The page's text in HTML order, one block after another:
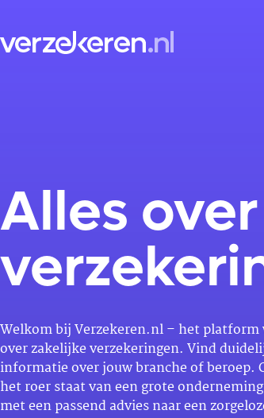
Alles over
Welkom bij Verzekeren.nl – het
over zakelijke verzekeringen. Vind
informatie over jouw branche of beroep.
het roer staat van een grote
met een passend advies naar een